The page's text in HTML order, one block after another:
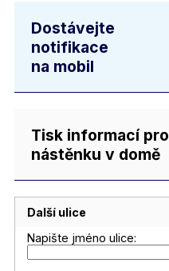
Dostávejte
notifikace
na mobil
Tisk informací pro
nástěnku v domě
Další ulice
Napište jméno ulice: